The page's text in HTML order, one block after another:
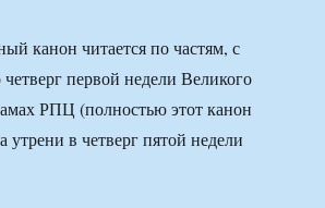
канон читается по частям, с
первой недели Великого
РПЦ (полностью этот канон
утрени в четверг пятой недели